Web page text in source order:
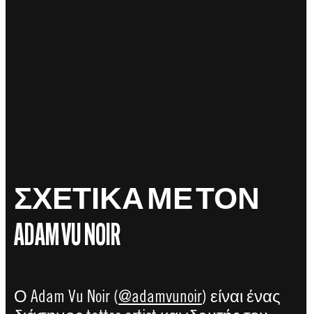
ΣΧΕΤΙΚΑ ΜΕ ΤΟΝ
ADAM VU NOIR
Ο Adam Vu Noir (@adamvunoir) είναι ένας